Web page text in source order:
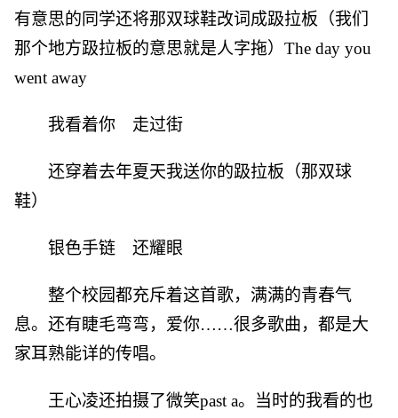
有意思的同学还将那双球鞋改词成趿拉板（我们
那个地方趿拉板的意思就是人字拖）The day you
went away
我看着你 走过街
还穿着去年夏天我送你的趿拉板（那双球
鞋）
银色手链 还耀眼
整个校园都充斥着这首歌，满满的青春气
息。还有睫毛弯弯，爱你……很多歌曲，都是大
家耳熟能详的传唱。
王心凌还拍摄了微笑past a。当时的我看的也